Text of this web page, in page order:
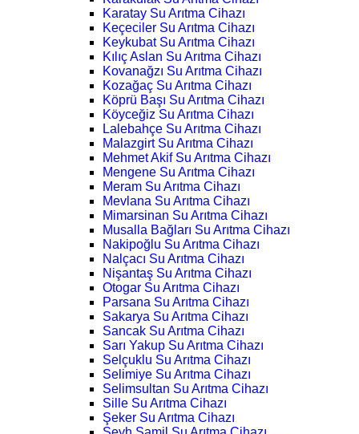
Karatay Su Arıtma Cihazı
Keçeciler Su Arıtma Cihazı
Keykubat Su Arıtma Cihazı
Kılıç Aslan Su Arıtma Cihazı
Kovanağzı Su Arıtma Cihazı
Kozağaç Su Arıtma Cihazı
Köprü Başı Su Arıtma Cihazı
Köyceğiz Su Arıtma Cihazı
Lalebahçe Su Arıtma Cihazı
Malazgirt Su Arıtma Cihazı
Mehmet Akif Su Arıtma Cihazı
Mengene Su Arıtma Cihazı
Meram Su Arıtma Cihazı
Mevlana Su Arıtma Cihazı
Mimarsinan Su Arıtma Cihazı
Musalla Bağları Su Arıtma Cihazı
Nakipoğlu Su Arıtma Cihazı
Nalçacı Su Arıtma Cihazı
Nişantaş Su Arıtma Cihazı
Otogar Su Arıtma Cihazı
Parsana Su Arıtma Cihazı
Sakarya Su Arıtma Cihazı
Sancak Su Arıtma Cihazı
Sarı Yakup Su Arıtma Cihazı
Selçuklu Su Arıtma Cihazı
Selimiye Su Arıtma Cihazı
Selimsultan Su Arıtma Cihazı
Sille Su Arıtma Cihazı
Şeker Su Arıtma Cihazı